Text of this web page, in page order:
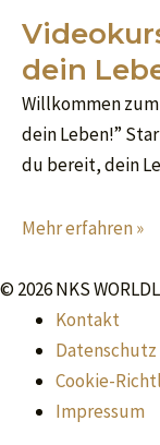
dein
Willkommen
dein Leben!”
du bereit, dein
Mehr erfahren »
© 2026 NKS
Kontakt
Datenschutz
Cookie-
Impressum